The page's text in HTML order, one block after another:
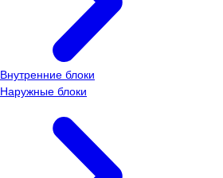
Внутренние блоки
Наружные блоки